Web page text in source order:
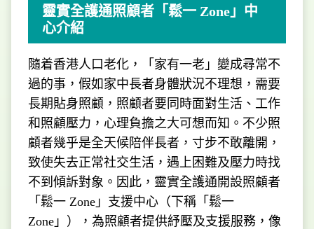
靈實全護通照顧者「鬆一 Zone」中
心介紹
隨着香港人口老化，「家有一老」變成尋常不
過的事，假如家中長者身體狀況不理想，需要
長期貼身照顧，照顧者要同時面對生活、工作
和照顧壓力，心理負擔之大可想而知。不少照
顧者幾乎是全天候陪伴長者，寸步不敢離開，
致使失去正常社交生活，遇上困難及壓力時找
不到傾訴對象。因此，靈實全護通開設照顧者
「鬆一 Zone」支援中心（下稱「鬆一
Zone」），為照顧者提供紓壓及支援服務，像